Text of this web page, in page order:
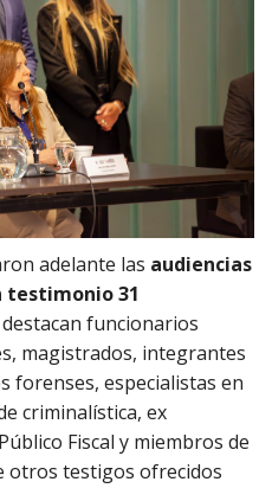
adelante las audiencias
testimonio 31
funcionarios
magistrados, integrantes
forenses, especialistas en
criminalística, ex
Fiscal y miembros de
otros testigos ofrecidos